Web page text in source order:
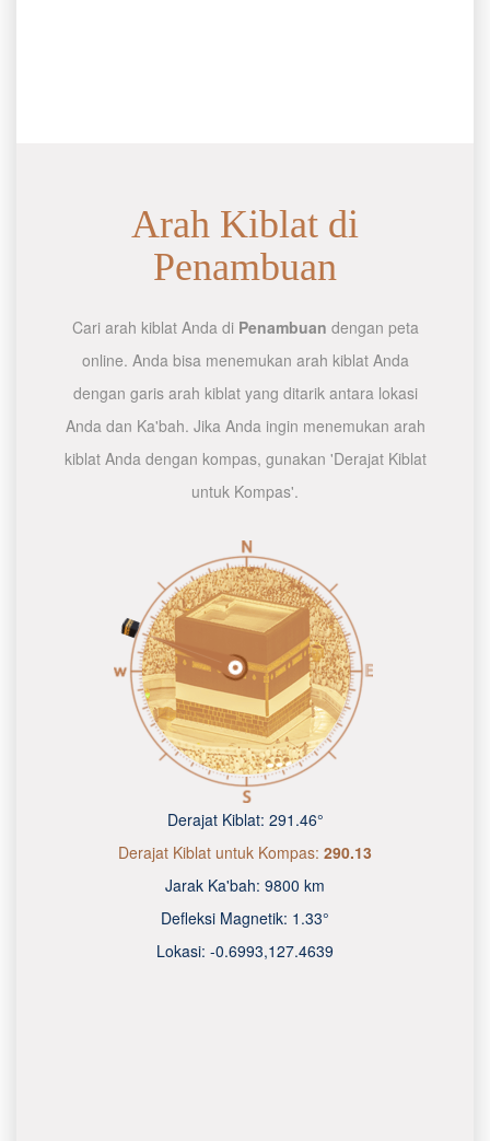
Arah Kiblat di
Penambuan
Cari arah kiblat Anda di Penambuan dengan peta
online. Anda bisa menemukan arah kiblat Anda
dengan garis arah kiblat yang ditarik antara lokasi
Anda dan Ka'bah. Jika Anda ingin menemukan arah
kiblat Anda dengan kompas, gunakan 'Derajat Kiblat
untuk Kompas'.
Derajat Kiblat: 291.46°
Derajat Kiblat untuk Kompas: 290.13
Jarak Ka'bah: 9800 km
Defleksi Magnetik: 1.33°
Lokasi: -0.6993,127.4640